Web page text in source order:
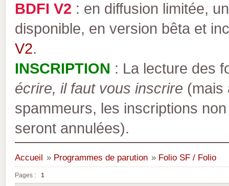
BDFI V2 : en diffusion limitée,
disponible, en version bêta et
V2.
INSCRIPTION : La lecture des
écrire, il faut vous inscrire (mais
spammeurs, les inscriptions
seront annulées).
Accueil » Programmes de parution » Folio SF / Folio
Pages : 1